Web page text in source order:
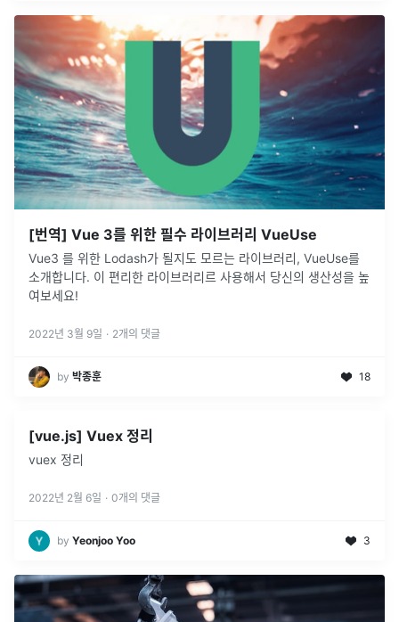
[번역] Vue 3를 위한 필수 라이브러리 VueUse
Vue3 를 위한 Lodash가 될지도 모르는 라이브러리, VueUse를
소개합니다. 이 편리한 라이브러리르 사용해서 당신의 생산성을 높
여보세요!
2022년 3월 9일 · 2개의 댓글
by 박종훈 18
[vue.js] Vuex 정리
vuex 정리
2022년 2월 6일 · 0개의 댓글
by Yeonjoo Yoo 3